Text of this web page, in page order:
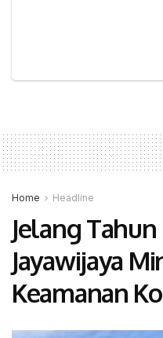
Home Headline
Jelang Tahun
Jayawijaya
Keamanan